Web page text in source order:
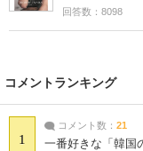
回答数：8098
コメントランキング
1
コメント数： 21
一番好きな「韓国